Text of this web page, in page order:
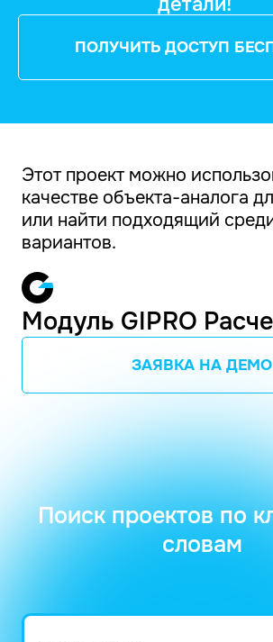
ПОЛУЧИТЬ ДОСТУП
Этот проект можно
качестве объекта-аналога
или найти подходящий
вариантов.
Модуль GIPRO
ЗАЯВКА НА ДЕМО
Поиск проектов по
словам